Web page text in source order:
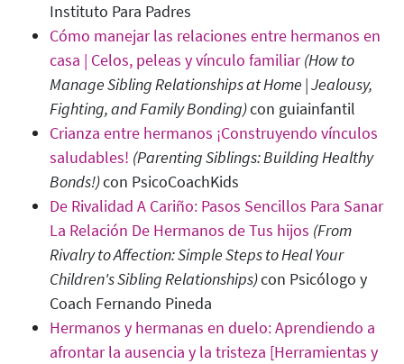
Instituto Para Padres
Cómo manejar las relaciones entre hermanos en
casa | Celos, peleas y vínculo familiar (How to
Manage Sibling Relationships at Home | Jealousy,
Fighting, and Family Bonding)con guiainfantil
Crianza entre hermanos ¡Construyendo vínculos
saludables! (Parenting Siblings: Building Healthy
Bonds!)con PsicoCoachKids
De Rivalidad A Cariño: Pasos Sencillos Para Sanar
La Relación De Hermanos de Tus hijos (From
Rivalry to Affection: Simple Steps to Heal Your
Children's Sibling Relationships)con Psicólogo y
Coach Fernando Pineda
Hermanos y hermanas en duelo: Aprendiendo a
afrontar la ausencia y la tristeza [Herramientas y